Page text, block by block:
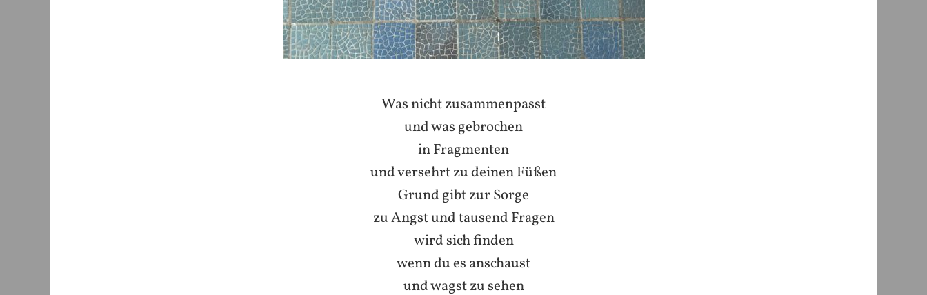
Was nicht zusammenpasst
und was gebrochen
in Fragmenten
und versehrt zu deinen Füßen
Grund gibt zur Sorge
zu Angst und tausend Fragen
wird sich finden
wenn du es anschaust
und wagst zu sehen